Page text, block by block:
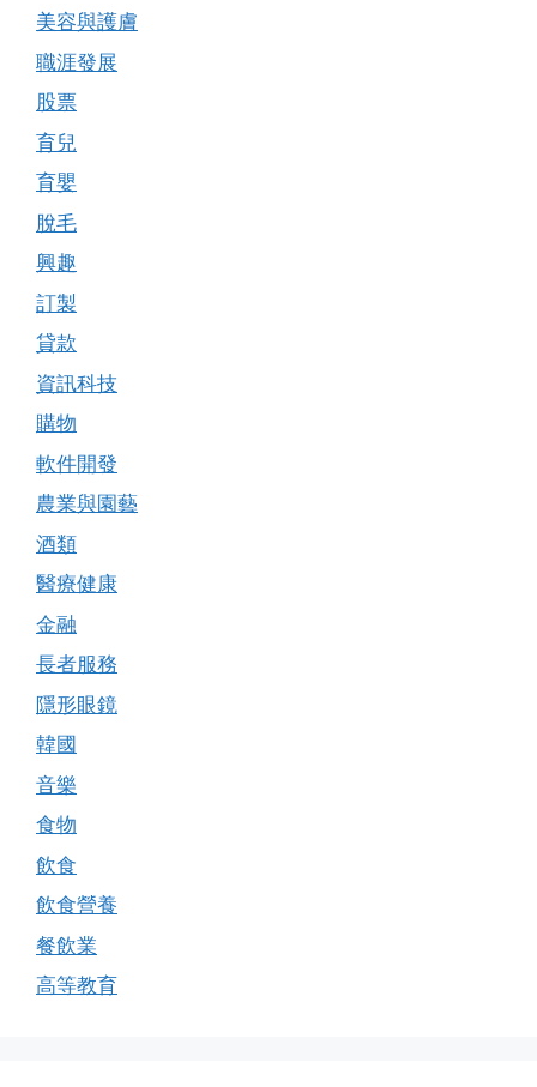
美容與護膚
職涯發展
股票
育兒
育嬰
脫毛
興趣
訂製
貸款
資訊科技
購物
軟件開發
農業與園藝
酒類
醫療健康
金融
長者服務
隱形眼鏡
韓國
音樂
食物
飲食
飲食營養
餐飲業
高等教育